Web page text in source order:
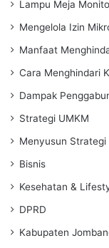
Lampu Meja
Mengelola Izin
Manfaat
Cara Menghindari
Dampak
Strategi UMKM
Menyusun Strategi
Bisnis
Kesehatan &
DPRD
Kabupaten